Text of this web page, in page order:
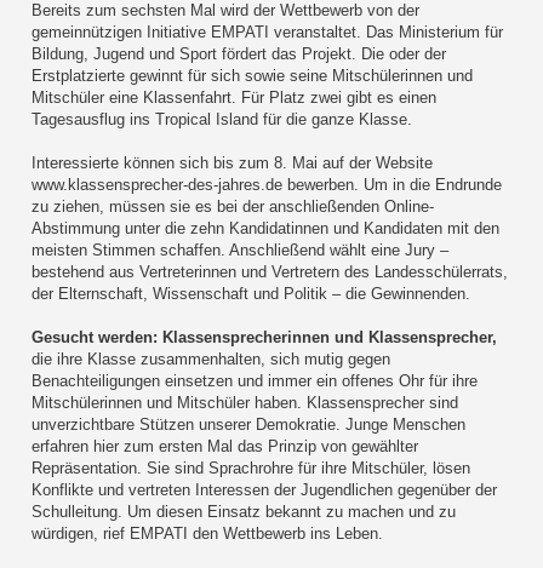
Bereits zum sechsten Mal wird der Wettbewerb von der
gemeinnützigen Initiative EMPATI veranstaltet. Das Ministerium für
Bildung, Jugend und Sport fördert das Projekt. Die oder der
Erstplatzierte gewinnt für sich sowie seine Mitschülerinnen und
Mitschüler eine Klassenfahrt. Für Platz zwei gibt es einen
Tagesausflug ins Tropical Island für die ganze Klasse.
Interessierte können sich bis zum 8. Mai auf der Website
www.klassensprecher-des-jahres.de bewerben. Um in die Endrunde
zu ziehen, müssen sie es bei der anschließenden Online-
Abstimmung unter die zehn Kandidatinnen und Kandidaten mit den
meisten Stimmen schaffen. Anschließend wählt eine Jury –
bestehend aus Vertreterinnen und Vertretern des Landesschülerrats,
der Elternschaft, Wissenschaft und Politik – die Gewinnenden.
Gesucht werden: Klassensprecherinnen und Klassensprecher,
die ihre Klasse zusammenhalten, sich mutig gegen
Benachteiligungen einsetzen und immer ein offenes Ohr für ihre
Mitschülerinnen und Mitschüler haben. Klassensprecher sind
unverzichtbare Stützen unserer Demokratie. Junge Menschen
erfahren hier zum ersten Mal das Prinzip von gewählter
Repräsentation. Sie sind Sprachrohre für ihre Mitschüler, lösen
Konflikte und vertreten Interessen der Jugendlichen gegenüber der
Schulleitung. Um diesen Einsatz bekannt zu machen und zu
würdigen, rief EMPATI den Wettbewerb ins Leben.